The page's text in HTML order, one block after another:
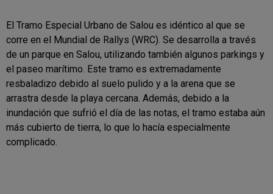
El Tramo Especial Urbano de Salou es idéntico al que se
corre en el Mundial de Rallys (WRC). Se desarrolla a través
de un parque en Salou, utilizando también algunos parkings y
el paseo marítimo. Este tramo es extremadamente
resbaladizo debido al suelo pulido y a la arena que se
arrastra desde la playa cercana. Además, debido a la
inundación que sufrió el día de las notas, el tramo estaba aún
más cubierto de tierra, lo que lo hacía especialmente
complicado.